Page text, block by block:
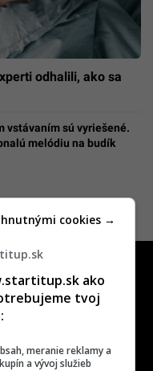
odhalili, ako sa
vstávaním sú vyriešené.
melódiu na budík
ako
tvoj
meranie reklamy a
a vývoj služieb
cookies →